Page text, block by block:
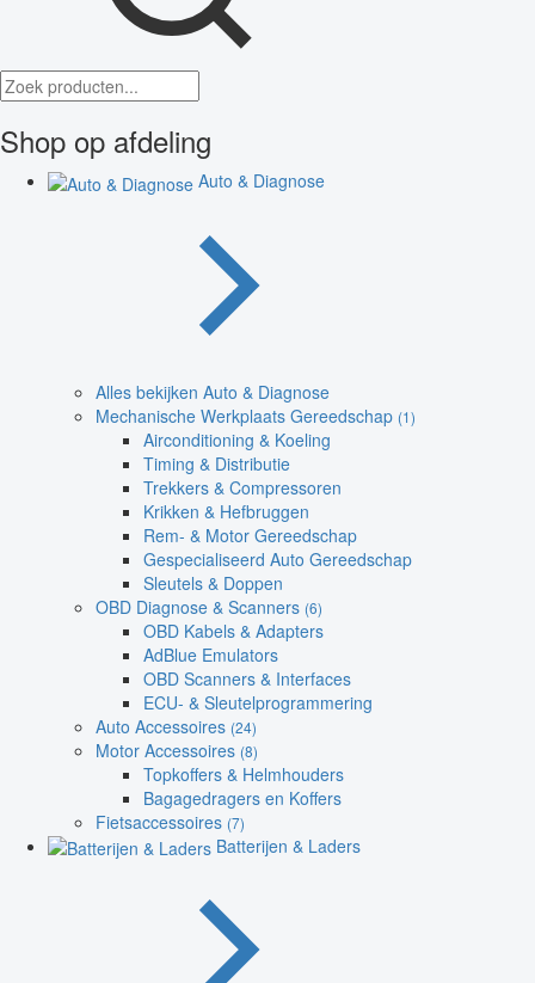
Shop op afdeling
Auto & Diagnose
Alles bekijken Auto & Diagnose
Mechanische Werkplaats Gereedschap (1)
Airconditioning & Koeling
Timing & Distributie
Trekkers & Compressoren
Krikken & Hefbruggen
Rem- & Motor Gereedschap
Gespecialiseerd Auto Gereedschap
Sleutels & Doppen
OBD Diagnose & Scanners (6)
OBD Kabels & Adapters
AdBlue Emulators
OBD Scanners & Interfaces
ECU- & Sleutelprogrammering
Auto Accessoires (24)
Motor Accessoires (8)
Topkoffers & Helmhouders
Bagagedragers en Koffers
Fietsaccessoires (7)
Batterijen & Laders